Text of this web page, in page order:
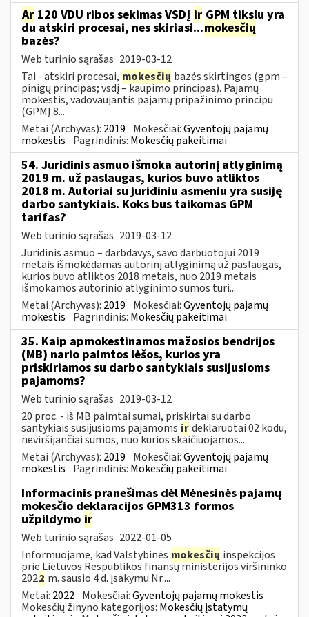
Ar 120 VDU ribos sekimas VSDĮ ir GPM tikslu yra
du atskiri procesai, nes skiriasi...mokesčių
bazės?
Web turinio sąrašas 2019-03-12
Tai - atskiri procesai, mokesčių bazės skirtingos (gpm –
pinigų principas; vsdį – kaupimo principas). Pajamų
mokestis, vadovaujantis pajamų pripažinimo principu
(GPMĮ 8...
Metai (Archyvas): 2019 Mokesčiai:Gyventojų pajamų
mokestis Pagrindinis: Mokesčių pakeitimai
54. Juridinis asmuo išmoka autorinį atlyginimą
2019 m. už paslaugas, kurios buvo atliktos
2018 m. Autoriai su juridiniu asmeniu yra susiję
darbo santykiais. Koks bus taikomas GPM
tarifas?
Web turinio sąrašas 2019-03-12
Juridinis asmuo – darbdavys, savo darbuotojui 2019
metais išmokėdamas autorinį atlyginimą už paslaugas,
kurios buvo atliktos 2018 metais, nuo 2019 metais
išmokamos autorinio atlyginimo sumos turi...
Metai (Archyvas): 2019 Mokesčiai:Gyventojų pajamų
mokestis Pagrindinis: Mokesčių pakeitimai
35. Kaip apmokestinamos mažosios bendrijos
(MB) nario paimtos lėšos, kurios yra
priskiriamos su darbo santykiais susijusioms
pajamoms?
Web turinio sąrašas 2019-03-12
20 proc. - iš MB paimtai sumai, priskirtai su darbo
santykiais susijusioms pajamoms irdeklaruotai 02 kodu,
neviršijančiai sumos, nuo kurios skaičiuojamos...
Metai (Archyvas): 2019 Mokesčiai:Gyventojų pajamų
mokestis Pagrindinis: Mokesčių pakeitimai
Informacinis pranešimas dėl Mėnesinės pajamų
mokesčio deklaracijos GPM313 formos
užpildymo ir
Web turinio sąrašas 2022-01-05
Informuojame, kad Valstybinės mokesčių inspekcijos
prie Lietuvos Respublikos finansų ministerijos viršininko
2022 m. sausio 4 d. įsakymu Nr....
Metai: 2022 Mokesčiai:Gyventojų pajamų mokestis
Mokesčių žinyno kategorijos: Mokesčių įstatymų